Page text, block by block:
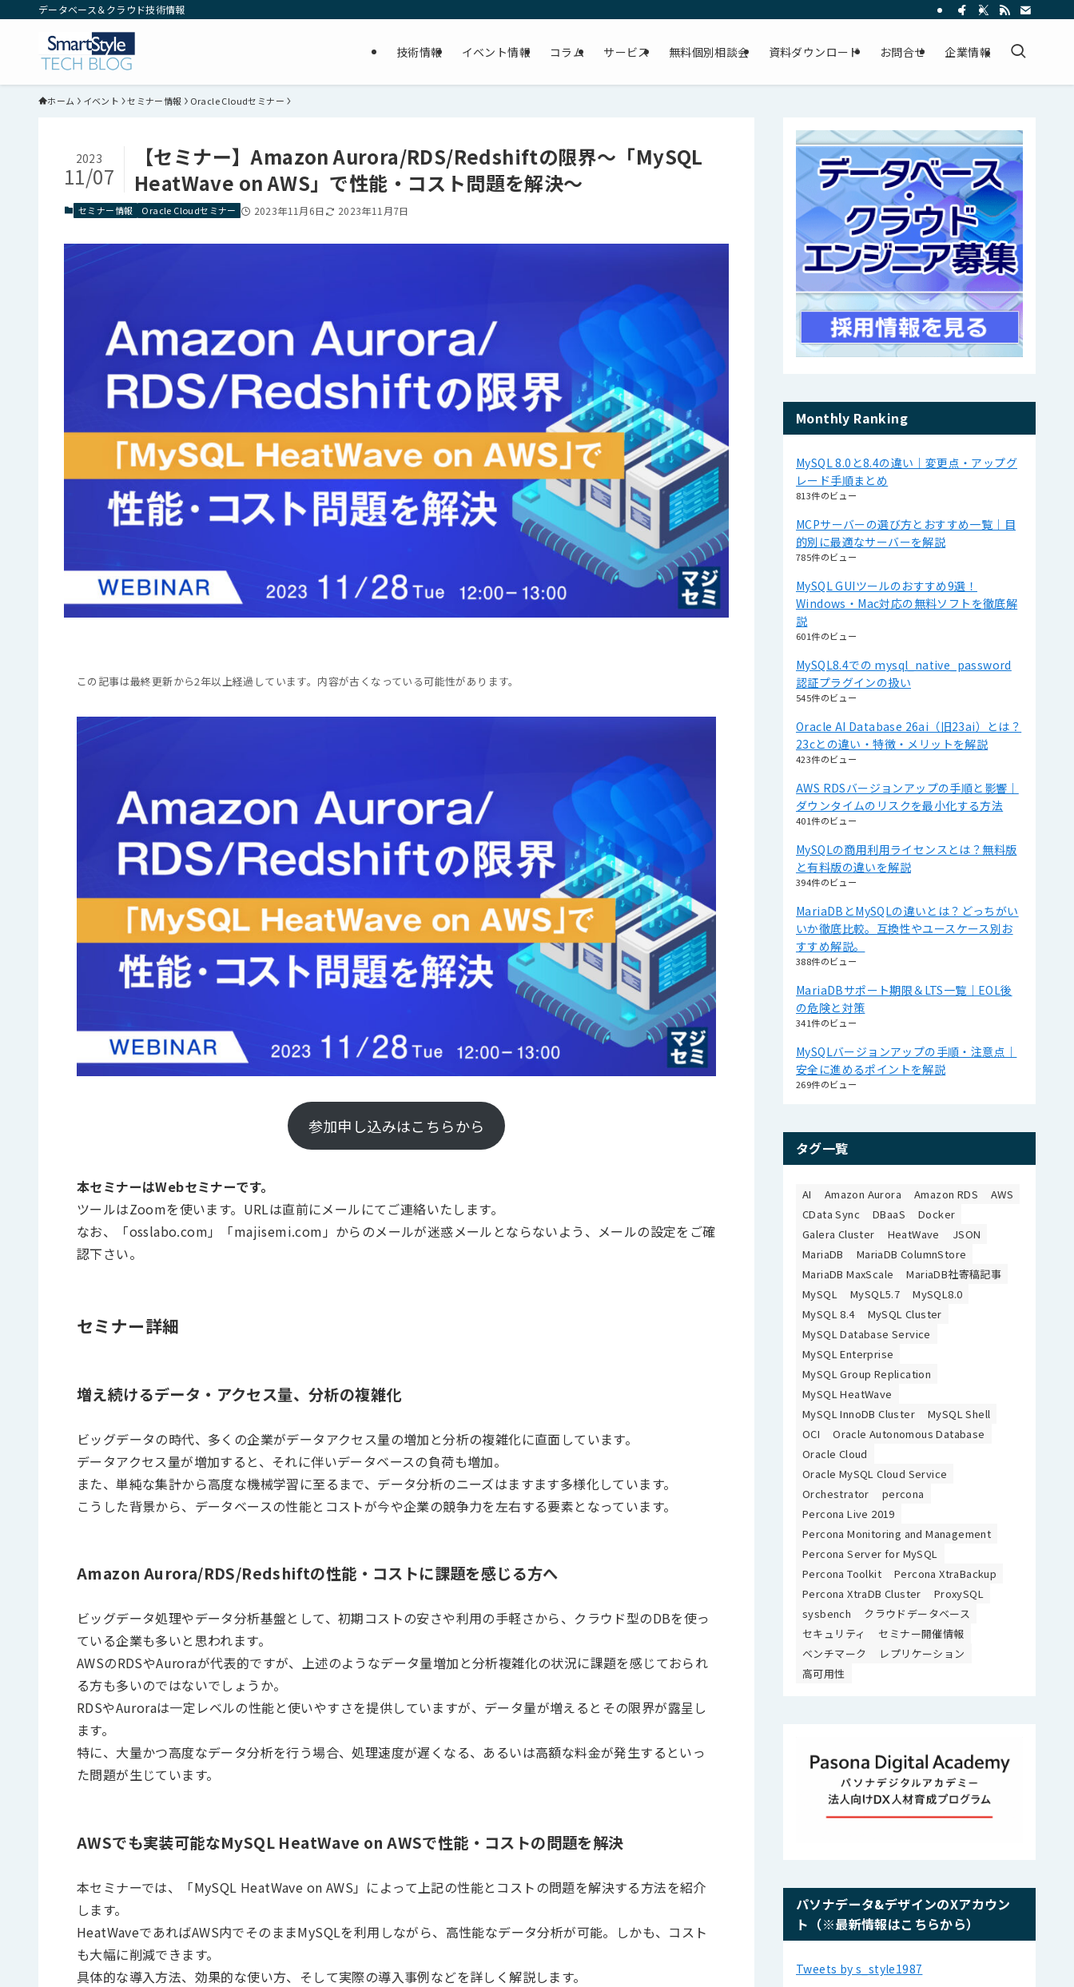
データベース＆クラウド技術情報
技術情報 イベント情報 コラム サービス 無料個別相談会 資料ダウンロード お問合せ 企業情報
ホーム イベント セミナー情報 Oracle Cloudセミナー
【セミナー】Amazon Aurora/RDS/Redshiftの限界〜「MySQL
HeatWave on AWS」で性能・コスト問題を解決〜
2023
11/07
セミナー情報 Oracle Cloudセミナー 2023年11月6日 2023年11月7日
この記事は最終更新から2年以上経過しています。内容が古くなっている可能性があります。
参加申し込みはこちらから
本セミナーはWebセミナーです。
ツールはZoomを使います。URLは直前にメールにてご連絡いたします。
なお、「osslabo.com」「majisemi.com」からのメールが迷惑メールとならないよう、メールの設定をご確
認下さい。
セミナー詳細
増え続けるデータ・アクセス量、分析の複雑化
ビッグデータの時代、多くの企業がデータアクセス量の増加と分析の複雑化に直面しています。
データアクセス量が増加すると、それに伴いデータベースの負荷も増加。
また、単純な集計から高度な機械学習に至るまで、データ分析のニーズはますます多様化しています。
こうした背景から、データベースの性能とコストが今や企業の競争力を左右する要素となっています。
Amazon Aurora/RDS/Redshiftの性能・コストに課題を感じる方へ
ビッグデータ処理やデータ分析基盤として、初期コストの安さや利用の手軽さから、クラウド型のDBを使っ
ている企業も多いと思われます。
AWSのRDSやAuroraが代表的ですが、上述のようなデータ量増加と分析複雑化の状況に課題を感じておられ
る方も多いのではないでしょうか。
RDSやAuroraは一定レベルの性能と使いやすさを提供していますが、データ量が増えるとその限界が露呈し
ます。
特に、大量かつ高度なデータ分析を行う場合、処理速度が遅くなる、あるいは高額な料金が発生するといっ
た問題が生じています。
AWSでも実装可能なMySQL HeatWave on AWSで性能・コストの問題を解決
本セミナーでは、「MySQL HeatWave on AWS」によって上記の性能とコストの問題を解決する方法を紹介
します。
HeatWaveであればAWS内でそのままMySQLを利用しながら、高性能なデータ分析が可能。しかも、コスト
も大幅に削減できます。
具体的な導入方法、効果的な使い方、そして実際の導入事例などを詳しく解説します。
Monthly Ranking
MySQL 8.0と8.4の違い｜変更点・アップグ
レード手順まとめ
813件のビュー
MCPサーバーの選び方とおすすめ一覧｜目
的別に最適なサーバーを解説
785件のビュー
MySQL GUIツールのおすすめ9選！
Windows・Mac対応の無料ソフトを徹底解
説
601件のビュー
MySQL8.4での mysql_native_password
認証プラグインの扱い
545件のビュー
Oracle AI Database 26ai（旧23ai）とは？
23cとの違い・特徴・メリットを解説
423件のビュー
AWS RDSバージョンアップの手順と影響｜
ダウンタイムのリスクを最小化する方法
401件のビュー
MySQLの商用利用ライセンスとは？無料版
と有料版の違いを解説
394件のビュー
MariaDBとMySQLの違いとは？どっちがい
いか徹底比較。互換性やユースケース別お
すすめ解説。
388件のビュー
MariaDBサポート期限＆LTS一覧｜EOL後
の危険と対策
341件のビュー
MySQLバージョンアップの手順・注意点｜
安全に進めるポイントを解説
269件のビュー
タグ一覧
AI Amazon Aurora Amazon RDS
AWS
CData Sync
DBaaS
Docker
Galera Cluster
HeatWave
JSON
MariaDB
MariaDB ColumnStore
MariaDB MaxScale
MariaDB社寄稿記事
MySQL
MySQL5.7
MySQL8.0
MySQL 8.4
MySQL Cluster
MySQL Database Service
MySQL Enterprise
MySQL Group Replication
MySQL HeatWave
MySQL InnoDB Cluster
MySQL Shell
OCI
Oracle Autonomous Database
Oracle Cloud
Oracle MySQL Cloud Service
Orchestrator
percona
Percona Live 2019
Percona Monitoring and Management
Percona Server for MySQL
Percona Toolkit
Percona XtraBackup
Percona XtraDB Cluster
ProxySQL
sysbench
クラウドデータベース
セキュリティ
セミナー開催情報
ベンチマーク
レプリケーション
高可用性
パソナデータ&デザインのXアカウン
ト（※最新情報はこちらから）
Tweets by s_style1987